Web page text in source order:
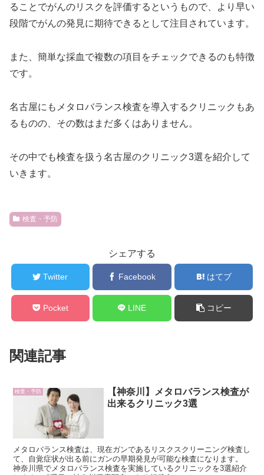
ることでがんのリスクを評価するというもので、より早い
段階でがんの発見に期待できるとして注目されています。
また、簡単な採血で複数の項目をチェックできるのも特徴
です。
名古屋にもメタロバランス検査を導入するクリニックもあ
るものの、その数はまだ多くはありません。
その中でも検査を扱う名古屋のクリニック3選を紹介して
いきます。
検査・予防
シェアする
Twitter Facebook はてブ
Pocket LINE コピー
関連記事
検査・予防
【神奈川】メタロバランス検査が
出来るクリニック3選
メタロバランス検査は、現在ガンであるリスクスクリーニング検査し
て、自覚症状が出る前にガンの早期発見が可能な検査になります。
神奈川県でメタロバランス検査を実施しているクリニックを3選紹介